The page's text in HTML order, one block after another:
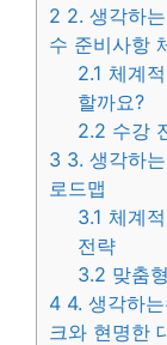
2 2. 생각하
수 준비사항
2.1 체계
할까요?
2.2 수강
3 3. 생각하
로드맵
3.1 체계
전략
3.2 맞춤
4 4. 생각하
크와 현명한